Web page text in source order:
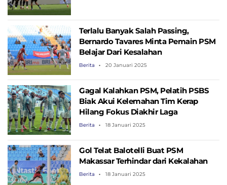
Terlalu Banyak Salah Passing,
Bernardo Tavares Minta Pemain PSM
Belajar Dari Kesalahan
Berita 20 Januari 2025
Gagal Kalahkan PSM, Pelatih PSBS
Biak Akui Kelemahan Tim Kerap
Hilang Fokus Diakhir Laga
Berita 18 Januari 2025
Gol Telat Balotelli Buat PSM
Makassar Terhindar dari Kekalahan
Berita 18 Januari 2025